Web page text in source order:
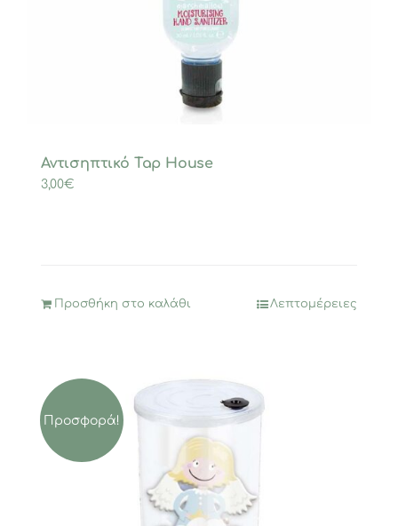
Αντισηπτικό Tap House
3,00€
Προσθήκη στο καλάθι Λεπτομέρειες
Προσφορά!